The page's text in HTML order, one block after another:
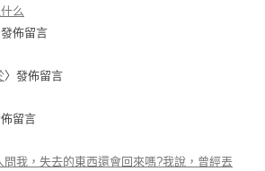
么
佈留言
〉發佈留言
留言
問我，失去的東西還會回來嗎?我說，曾經丟